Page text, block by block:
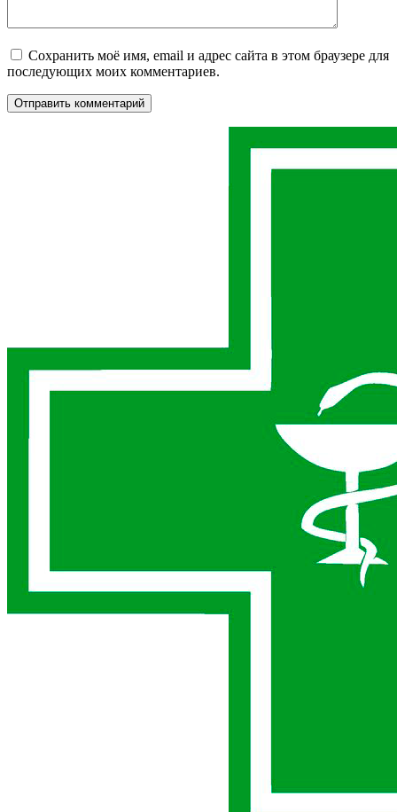
Сохранить моё имя, email и адрес сайта в этом браузере для
последующих моих комментариев.